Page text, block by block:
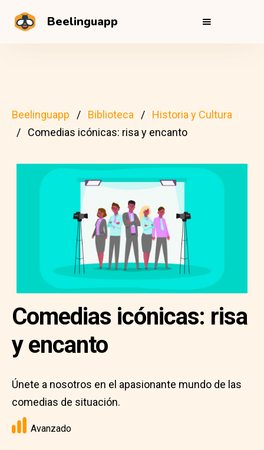
Beelinguapp
Beelinguapp Biblioteca
Historia y Cultura
Comedias icónicas: risa y encanto
Comedias icónicas: risa
y encanto
Únete a nosotros en el apasionante mundo de las
comedias de situación.
Avanzado